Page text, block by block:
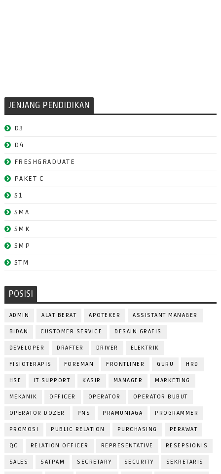
JENJANG PENDIDIKAN
D3
D4
FRESHGRADUATE
PAKET C
S1
SMA
SMK
SMP
STM
POSISI
ADMIN ALAT BERAT APOTEKER ASSISTANT MANAGER
BIDAN CUSTOMER SERVICE DESAIN GRAFIS
DEVELOPER DRAFTER DRIVER ELEKTRIK
FISIOTERAPIS FOREMAN FRONTLINER GURU HRD
HSE IT SUPPORT KASIR MANAGER MARKETING
MEKANIK OFFICER OPERATOR OPERATOR BUBUT
OPERATOR DOZER PNS PRAMUNIAGA PROGRAMMER
PROMOSI PUBLIC RELATION PURCHASING PERAWAT
QC RELATION OFFICER REPRESENTATIVE RESEPSIONIS
SALES SATPAM SECRETARY SECURITY SEKRETARIS